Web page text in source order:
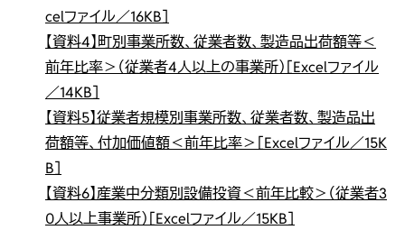
celファイル／16KB］
【資料4】町別事業所数、従業者数、製造品出荷額等＜
前年比率＞（従業者4人以上の事業所）［Excelファイル
／14KB］
【資料5】従業者規模別事業所数、従業者数、製造品出
荷額等、付加価値額＜前年比率＞［Excelファイル／15K
B］
【資料6】産業中分類別設備投資＜前年比較＞（従業者3
0人以上事業所）［Excelファイル／15KB］